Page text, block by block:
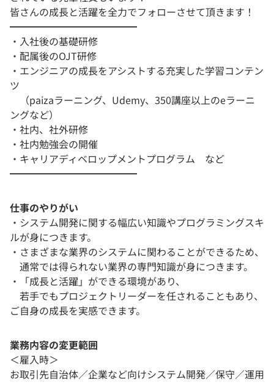
皆さんの成長と活躍を全力でフォローさせて頂きます！
━━━━━━━━━━━━━
・入社後の基礎研修
・配属後のOJT研修
・エンジニアの成長をアシストする充実した学習コンテン
ツ
（paizaラーニング、Udemy、350講座以上のeラーニ
ングなど）
・社内、社外研修
・社内勉強会の開催
・キャリアディベロップメントプログラム など
━━━━━━━━━━━━━
仕事のやりがい
・システム開発に関する幅広い知識やプログラミングスキ
ルが身につきます。
・さまざまな業界のシステムに関わることができるため、
通常では得られない業界の専門知識が身につきます。
・「成長と活躍」ができる環境があり、
若手でもプロジェクトリーダーを任されることもあり、
ご自身の成長を実感できます。
業務内容の変更範囲
＜雇入時＞
お取引先自治体／企業など向けシステム開発／保守／運用